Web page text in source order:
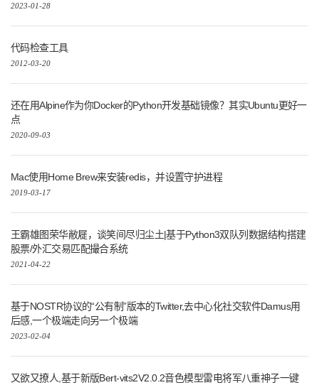
2023-01-28
代码检查工具
2012-03-20
还在用Alpine作为你Docker的Python开发基础镜像？其实Ubuntu更好一
点
2020-09-03
Mac使用Home Brew来安装redis，并设置守护进程
2019-03-17
王霸雄图荣华敝屣，谈笑间尽归尘土|基于Python3双队列数据结构搭建
股票/外汇交易匹配撮合系统
2021-04-22
基于NOSTR协议的“公有制”版本的Twitter,去中心化社交软件Damus用
后感,一个极端走向另一个极端
2023-02-04
又欲又撩人,基于新版Bert-vits2V2.0.2音色模型雷电将军八重神子一键